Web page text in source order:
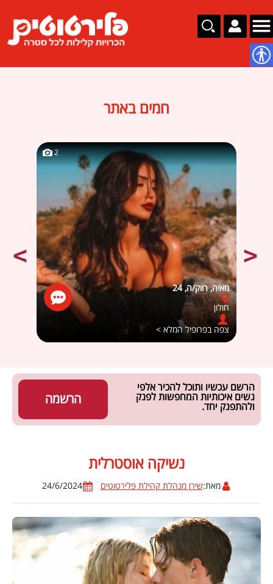
חמים באתר
2
מאיה, רווק/ה, 24
חולון
צפה בפרופיל המלא >
הרשמה
הרשם עכשיו ותוכל להכיר אלפי
נשים איכותיות המחפשות לפנק
ולהתפנק יחד.
נשיקה אוסטרלית
מאת:שירן מנהלת קהילת פלירטוטים 24/6/2024